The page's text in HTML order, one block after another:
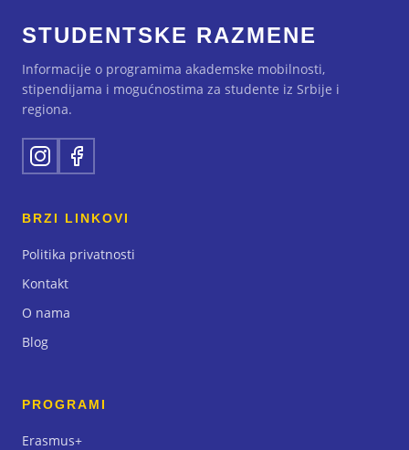
STUDENTSKE RAZMENE
Informacije o programima akademske mobilnosti,
stipendijama i mogućnostima za studente iz Srbije i
regiona.
BRZI LINKOVI
Politika privatnosti
Kontakt
O nama
Blog
PROGRAMI
Erasmus+